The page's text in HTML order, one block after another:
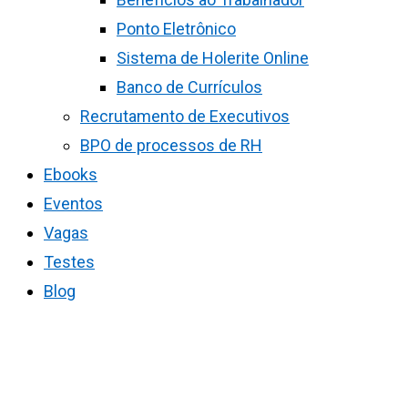
Ponto Eletrônico
Sistema de Holerite Online
Banco de Currículos
Recrutamento de Executivos
BPO de processos de RH
Ebooks
Eventos
Vagas
Testes
Blog